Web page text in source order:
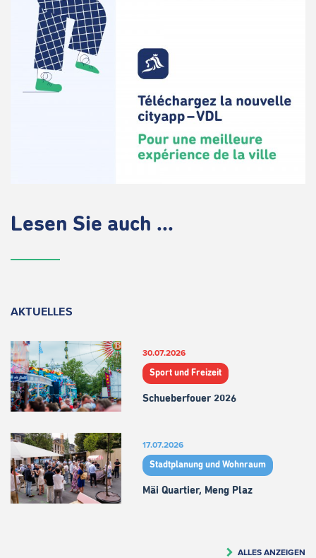
Lesen Sie auch ...
AKTUELLES
30.07.2026
Sport und Freizeit
Schueberfouer 2026
17.07.2026
Stadtplanung und Wohnraum
Mäi Quartier, Meng Plaz
ALLES ANZEIGEN